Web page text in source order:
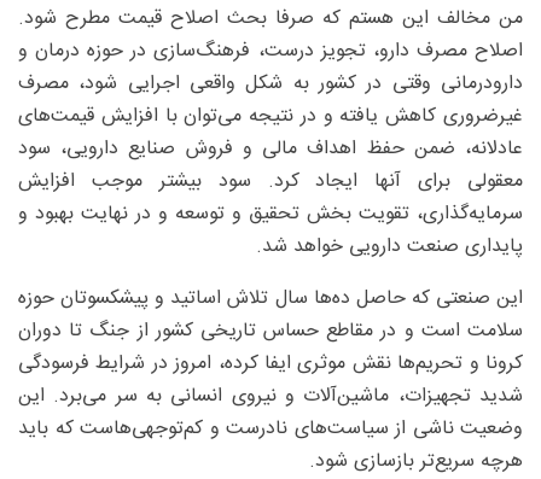
من مخالف این هستم که صرفا بحث اصلاح قیمت مطرح شود.
اصلاح مصرف دارو، تجویز درست، فرهنگ‌سازی در حوزه درمان و
دارودرمانی وقتی در کشور به شکل واقعی اجرایی شود، مصرف
غیرضروری کاهش یافته و در نتیجه می‌توان با افزایش قیمت‌های
عادلانه، ضمن حفظ اهداف مالی و فروش صنایع دارویی، سود
معقولی برای آنها ایجاد کرد. سود بیشتر موجب افزایش
سرمایه‌گذاری، تقویت بخش تحقیق و توسعه و در نهایت بهبود و
پایداری صنعت دارویی خواهد شد.
این صنعتی که حاصل ده‌ها سال تلاش اساتید و پیشکسوتان حوزه
سلامت است و در مقاطع حساس تاریخی کشور از جنگ تا دوران
کرونا و تحریم‌ها نقش موثری ایفا کرده، امروز در شرایط فرسودگی
شدید تجهیزات، ماشین‌آلات و نیروی انسانی به سر می‌برد. این
وضعیت ناشی از سیاست‌های نادرست و کم‌توجهی‌هاست که باید
هرچه سریع‌تر بازسازی شود.